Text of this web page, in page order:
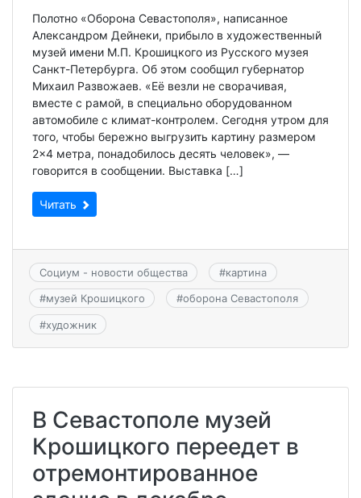
Полотно «Оборона Севастополя», написанное
Александром Дейнеки, прибыло в художественный
музей имени М.П. Крошицкого из Русского музея
Санкт-Петербурга. Об этом сообщил губернатор
Михаил Развожаев. «Её везли не сворачивая,
вместе с рамой, в специально оборудованном
автомобиле с климат-контролем. Сегодня утром для
того, чтобы бережно выгрузить картину размером
2×4 метра, понадобилось десять человек», —
говорится в сообщении. Выставка […]
Читать
Социум - новости общества #картина
#музей Крошицкого #оборона Севастополя
#художник
В Севастополе музей
Крошицкого переедет в
отремонтированное